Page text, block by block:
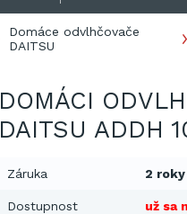
Domáce odvlhčovače
DAITSU
DOMÁCI
DAITSU ADDH
Záruka 2 roky
Dostupnost už sa